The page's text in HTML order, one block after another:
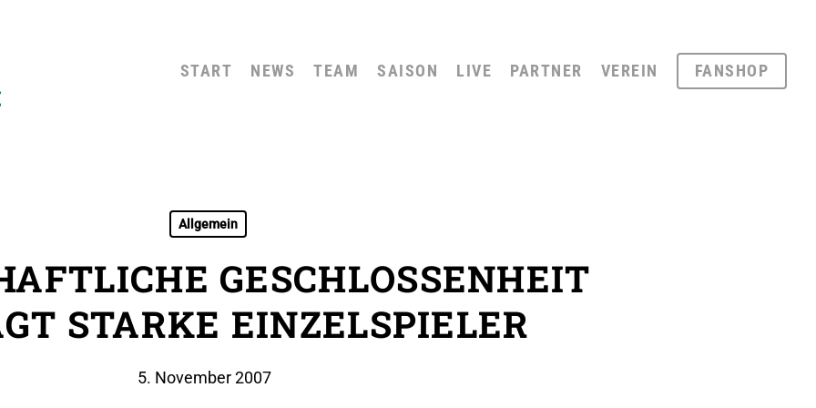
START NEWS TEAM SAISON LIVE PARTNER VEREIN FANSHOP
Allgemein
GESCHLOSSENHEIT
STARKE EINZELSPIELER
5. November 2007